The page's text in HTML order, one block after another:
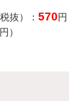
抜）：570円
円）